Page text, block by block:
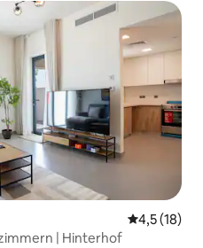
4,5 (18)
| Hinterhof